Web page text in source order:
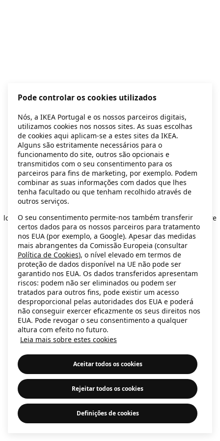
Application error: a client-side exception has occurred
loadingsecondhand.ikea.com (see the browser console for more
information).
Pode controlar os cookies utilizados
Nós, a IKEA Portugal e os nossos parceiros digitais,
utilizamos cookies nos nossos sites. As suas escolhas
de cookies aqui aplicam-se a estes sites da IKEA.
Alguns são estritamente necessários para o
funcionamento do site, outros são opcionais e
transmitidos com o seu consentimento para os
parceiros para fins de marketing, por exemplo. Podem
combinar as suas informações com dados que lhes
tenha facultado ou que tenham recolhido através de
outros serviços.
O seu consentimento permite-nos também transferir
certos dados para os nossos parceiros para tratamento
nos EUA (por exemplo, a Google). Apesar das medidas
mais abrangentes da Comissão Europeia (consultar
Política de Cookies), o nível elevado em termos de
proteção de dados disponível na UE não pode ser
garantido nos EUA. Os dados transferidos apresentam
riscos: podem não ser eliminados ou podem ser
tratados para outros fins, pode existir um acesso
desproporcional pelas autoridades dos EUA e poderá
não conseguir exercer eficazmente os seus direitos nos
EUA. Pode revogar o seu consentimento a qualquer
altura com efeito no futuro.
Leia mais sobre estes cookies
Aceitar todos os cookies
Rejeitar todos os cookies
Definições de cookies